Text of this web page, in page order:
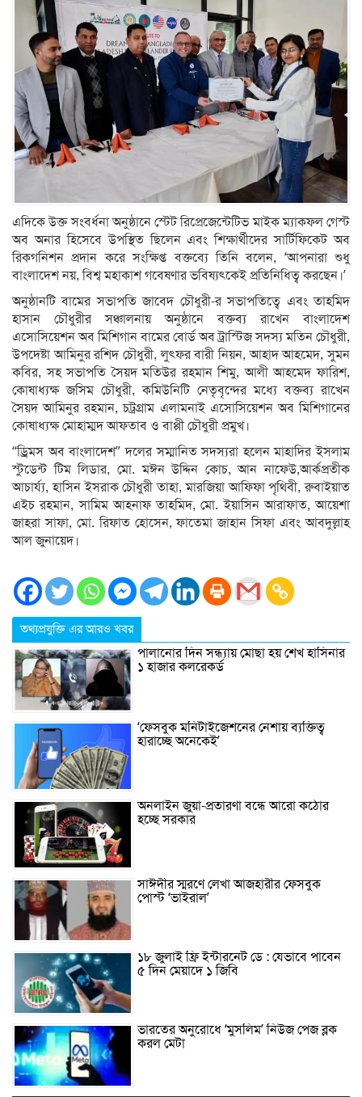
এদিকে উক্ত সংবর্ধনা অনুষ্ঠানে স্টেট রিপ্রেজেন্টেটিভ মাইক ম্যাকফল গেস্ট
অব অনার হিসেবে উপস্থিত ছিলেন এবং শিক্ষার্থীদের সার্টিফিকেট অব
রিকগনিশন প্রদান করে সংক্ষিপ্ত বক্তব্যে তিনি বলেন, ‘আপনারা শুধু
বাংলাদেশ নয়, বিশ্ব মহাকাশ গবেষণার ভবিষ্যৎকেই প্রতিনিধিত্ব করছেন।’
অনুষ্ঠানটি বামের সভাপতি জাবেদ চৌধুরী-র সভাপতিত্বে এবং তাহমিদ
হাসান চৌধুরীর সঞ্চালনায় অনুষ্ঠানে বক্তব্য রাখেন বাংলাদেশ
এসোসিয়েশন অব মিশিগান বামের বোর্ড অব ট্রাস্টিজ সদস্য মতিন চৌধুরী,
উপদেষ্টা আমিনুর রশিদ চৌধুরী, লুৎফর বারী নিয়ন, আহাদ আহমেদ, সুমন
কবির, সহ সভাপতি সৈয়দ মতিউর রহমান শিমু, আলী আহমেদ ফারিশ,
কোষাধ্যক্ষ জসিম চৌধুরী, কমিউনিটি নেতৃবৃন্দের মধ্যে বক্তব্য রাখেন
সৈয়দ আমিনুর রহমান, চট্রগ্রাম এলামনাই এসোসিয়েশন অব মিশিগানের
কোষাধ্যক্ষ মোহাম্মদ আফতাব ও বাপ্পী চৌধুরী প্রমুখ।
“ড্রিমস অব বাংলাদেশ” দলের সম্মানিত সদস্যরা হলেন মাহাদির ইসলাম
স্টুডেন্ট টিম লিডার, মো. মঈন উদ্দিন কোচ, আন নাফেউ,আর্কপ্রতীক
আচার্য্য, হাসিন ইসরাক চৌধুরী তাহা, মারজিয়া আফিফা পৃথিবী, রুবাইয়াত
এইচ রহমান, সামিম আহনাফ তাহমিদ, মো. ইয়াসিন আরাফাত, আয়েশা
জাহরা সাফা, মো. রিফাত হোসেন, ফাতেমা জাহান সিফা এবং আবদুল্লাহ
আল জুনায়েদ।
তথ্যপ্রযুক্তি এর আরও খবর
পালানোর দিন সন্ধ্যায় মোছা হয় শেখ হাসিনার
১ হাজার কলরেকর্ড
‘ফেসবুক মনিটাইজেশনের নেশায় ব্যক্তিত্ব
হারাচ্ছে অনেকেই’
অনলাইন জুয়া-প্রতারণা বন্ধে আরো কঠোর
হচ্ছে সরকার
সাঈদীর স্মরণে লেখা আজহারীর ফেসবুক
পোস্ট ‘ভাইরাল’
১৮ জুলাই ফ্রি ইন্টারনেট ডে : যেভাবে পাবেন
৫ দিন মেয়াদে ১ জিবি
ভারতের অনুরোধে ‘মুসলিম’ নিউজ পেজ ব্লক
করল মেটা